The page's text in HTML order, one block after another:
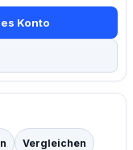
Konto
Vergleichen